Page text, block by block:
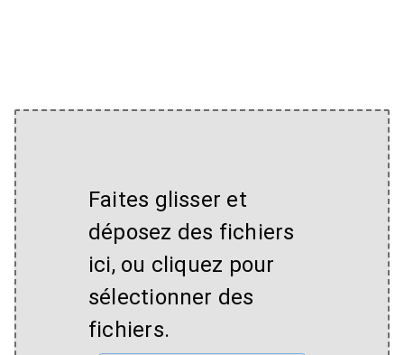
Faites glisser et
déposez des fichiers
ici, ou cliquez pour
sélectionner des
fichiers.